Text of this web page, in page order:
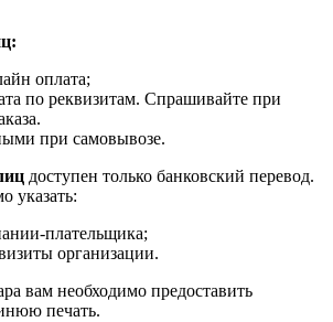
оплата;
по реквизитам. Спрашивайте при
при самовывозе.
доступен только банковский перевод.
указать:
плательщика;
организации.
вам необходимо предоставить
печать.